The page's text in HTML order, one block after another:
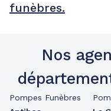
funèbres.
Nos
Pompes Funèbres